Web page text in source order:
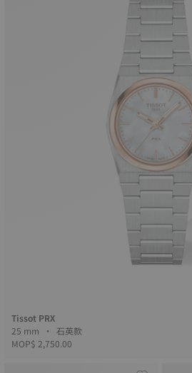
Tissot PRX
25 mm • 石英款
MOP$ 2,750.00